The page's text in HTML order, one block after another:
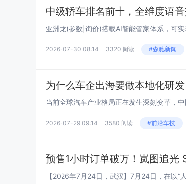
中级轿车排名前十，全维度语
2026-07-30 08:14 3320 阅读 #森驰新闻
为什么车企出海要做本地化研发
2026-07-29 09:14 3580 阅读 #前沿车技
预售1小时订单破万！岚图追光